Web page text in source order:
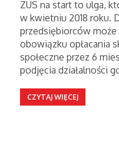
ZUS na start to ulga,
w kwietniu 2018 roku.
przedsiębiorców
obowiązku opłacania
społeczne przez 6
podjęcia działalności
CZYTAJ WIĘCEJ